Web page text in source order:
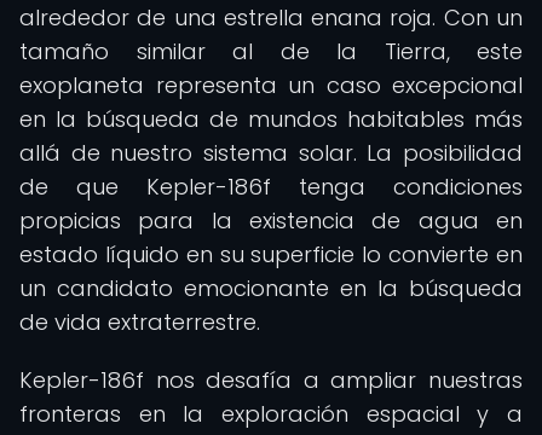
alrededor de una estrella enana roja. Con un
tamaño similar al de la Tierra, este
exoplaneta representa un caso excepcional
en la búsqueda de mundos habitables más
allá de nuestro sistema solar. La posibilidad
de que Kepler-186f tenga condiciones
propicias para la existencia de agua en
estado líquido en su superficie lo convierte en
un candidato emocionante en la búsqueda
de vida extraterrestre.
Kepler-186f nos desafía a ampliar nuestras
fronteras en la exploración espacial y a